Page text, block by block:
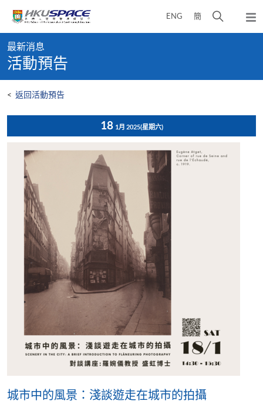
content
ENG 簡
開
彈
出
content
start
最新消息
活動預告
< 返回活動預告
18 1月 2025(星期六)
城市中的風景：淺談遊走在城市的拍攝